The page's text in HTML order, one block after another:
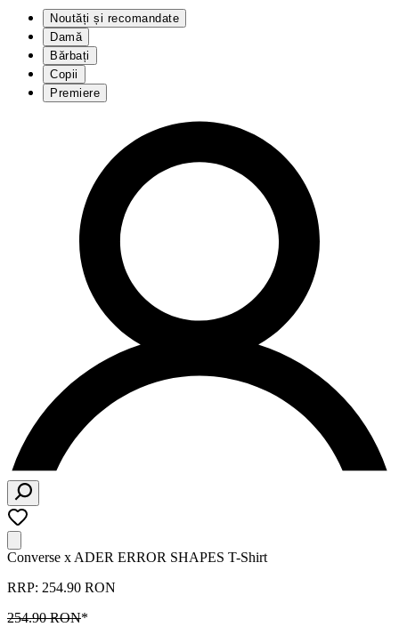
Noutăți și recomandate
Damă
Bărbați
Copii
Premiere
Converse x ADER ERROR SHAPES T-Shirt
RRP: 254.90 RON
254.90 RON*